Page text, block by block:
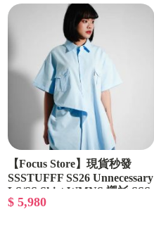
【Focus Store】現貨秒發
SSSTUFFF SS26 Unnecessary
LS/SS Shirt WMNS 襯衫 SSS-
SS26-SHT03-X2
$ 5,980